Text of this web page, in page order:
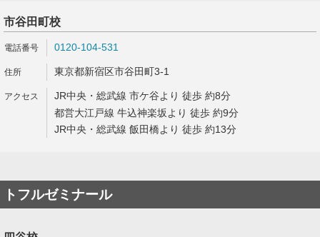
市谷田町校
0120-104-531
東京都新宿区市谷田町3-1
JR中央・総武線 市ケ谷より 徒歩 約8分
都営大江戸線 牛込神楽坂より 徒歩 約9分
JR中央・総武線 飯田橋より 徒歩 約13分
トフルゼミナール